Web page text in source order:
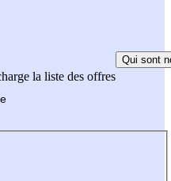
la liste des offres
Qui sont